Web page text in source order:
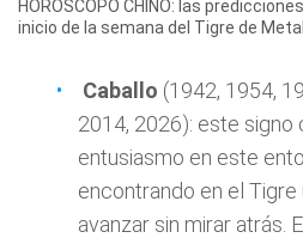
HORÓSCOPO CHINO: las
inicio de la semana del Tigre de
Caballo (1942, 1954,
2014, 2026): este signo
entusiasmo en este
encontrando en el
avanzar sin mirar atrás.